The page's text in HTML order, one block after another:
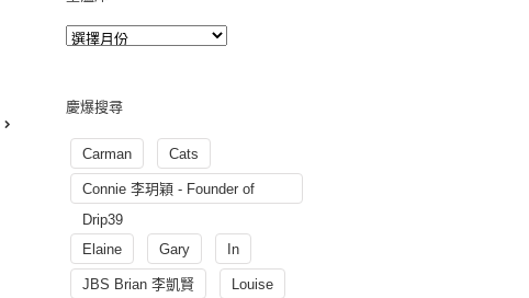
慶爆搜尋
Carman Cats
Connie 李玥穎 - Founder of
Drip39
Elaine
Gary In
JBS Brian 李凱賢 Louise